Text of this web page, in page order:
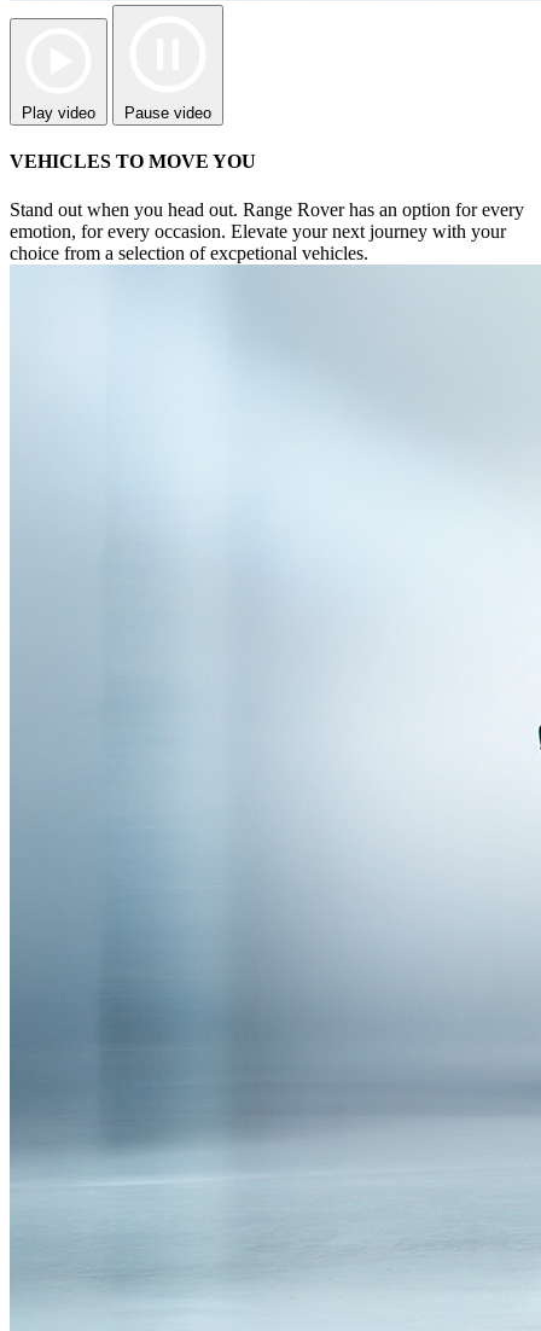
Play video Pause video
VEHICLES TO MOVE YOU
Stand out when you head out. Range Rover has an option for every
emotion, for every occasion. Elevate your next journey with your
choice from a selection of excpetional vehicles.